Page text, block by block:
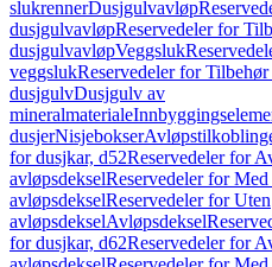
slukrennerDusjgulvavløp
dusjgulvavløpReservedeler for
dusjgulvavløpVeggsluk
veggslukReservedeler for
dusjgulvDusjgulv av
mineralmateriale
dusjerNisjebokser
for dusjkar, d52Reservedeler for
avløpsdekselReservedeler for
avløpsdekselReservedeler for Uten
avløpsdekselAvløpsdeksel
for dusjkar, d62Reservedeler for